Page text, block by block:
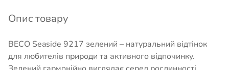
Опис товару
BECO Seaside 9217 зелений – натуральний відтінок
для любителів природи та активного відпочинку.